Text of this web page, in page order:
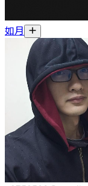
如月